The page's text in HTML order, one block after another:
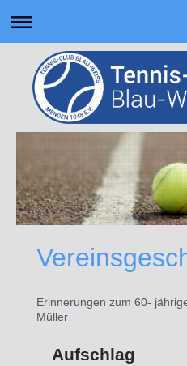
Erinnerungen zum 60-
Müller